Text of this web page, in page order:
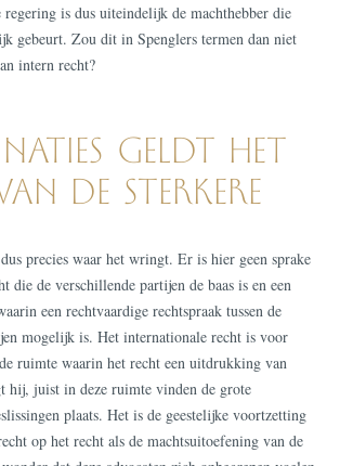
regering is dus uiteindelijk de machthebber die
gebeurt. Zou dit in Spenglers termen dan niet
intern recht?
naties geldt het
de sterkere
precies waar het wringt. Er is hier geen sprake
die de verschillende partijen de baas is en een
een rechtvaardige rechtspraak tussen de
mogelijk is. Het internationale recht is voor
ruimte waarin het recht een uitdrukking van
hij, juist in deze ruimte vinden de grote
plaats. Het is de geestelijke voortzetting
op het recht als de machtsuitoefening van de